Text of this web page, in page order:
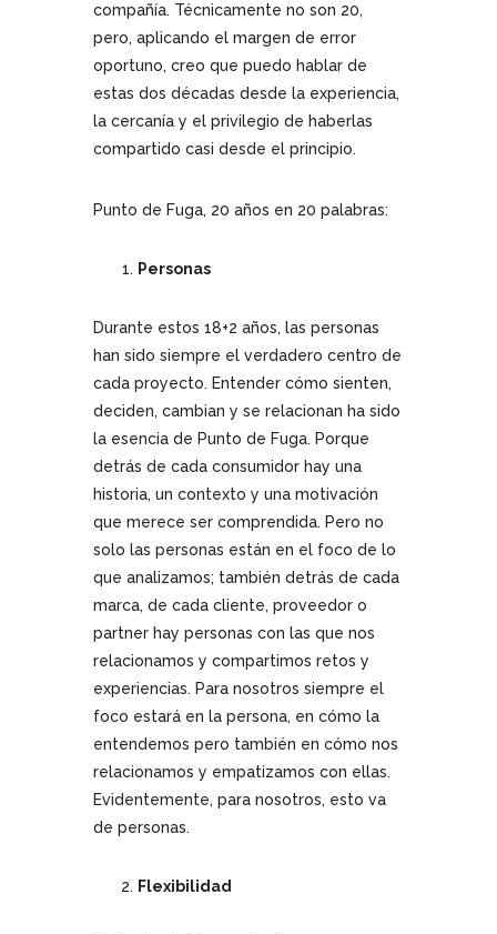
compañía. Técnicamente no son 20,
pero, aplicando el margen de error
oportuno, creo que puedo hablar de
estas dos décadas desde la experiencia,
la cercanía y el privilegio de haberlas
compartido casi desde el principio.
Punto de Fuga, 20 años en 20 palabras:
Personas
Durante estos 18+2 años, las personas
han sido siempre el verdadero centro de
cada proyecto. Entender cómo sienten,
deciden, cambian y se relacionan ha sido
la esencia de Punto de Fuga. Porque
detrás de cada consumidor hay una
historia, un contexto y una motivación
que merece ser comprendida. Pero no
solo las personas están en el foco de lo
que analizamos; también detrás de cada
marca, de cada cliente, proveedor o
partner hay personas con las que nos
relacionamos y compartimos retos y
experiencias. Para nosotros siempre el
foco estará en la persona, en cómo la
entendemos pero también en cómo nos
relacionamos y empatizamos con ellas.
Evidentemente, para nosotros, esto va
de personas.
Flexibilidad